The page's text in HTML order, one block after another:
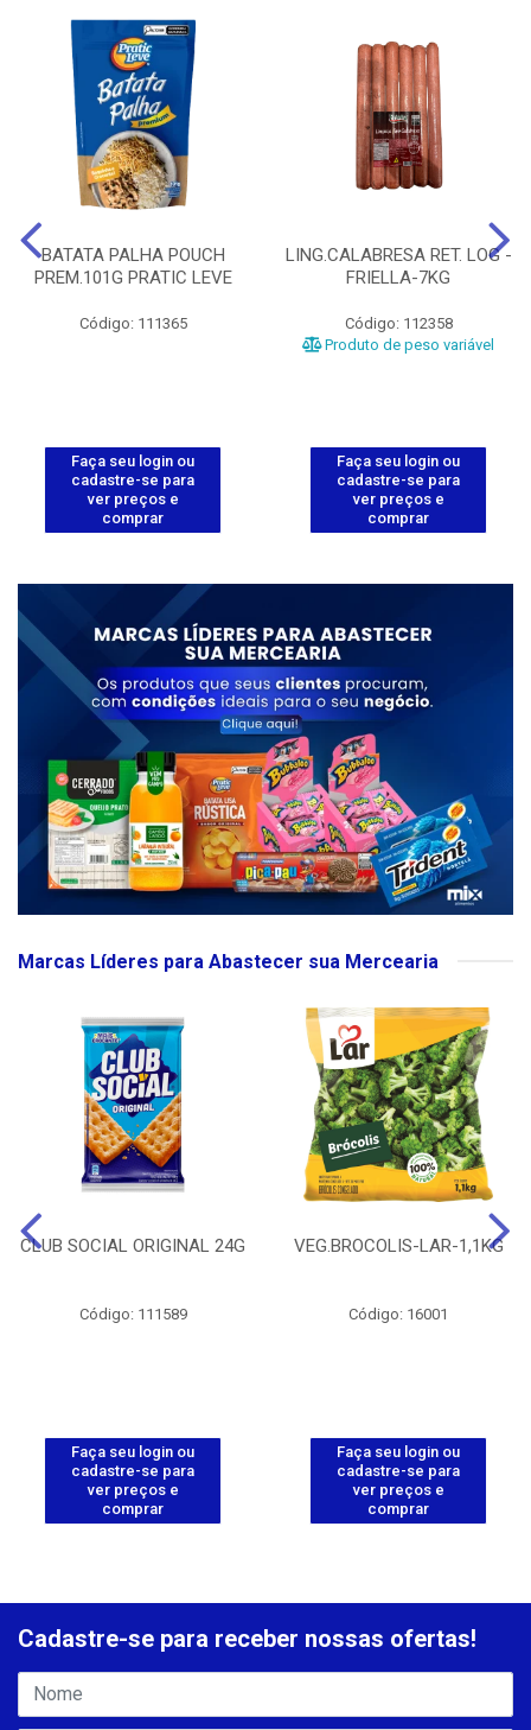
BATATA PALHA POUCH
PREM.101G PRATIC LEVE
Código: 111365
Faça seu login ou
cadastre-se para
ver preços e
comprar
LING.CALABRESA RET. LOG -
FRIELLA-7KG
Código: 112358
Produto de peso variável
Faça seu login ou
cadastre-se para
ver preços e
comprar
Marcas Líderes para Abastecer sua Mercearia
CLUB SOCIAL ORIGINAL 24G
Código: 111589
Faça seu login ou
cadastre-se para
ver preços e
comprar
VEG.BROCOLIS-LAR-1,1KG
Código: 16001
Faça seu login ou
cadastre-se para
ver preços e
comprar
Cadastre-se para receber nossas ofertas!